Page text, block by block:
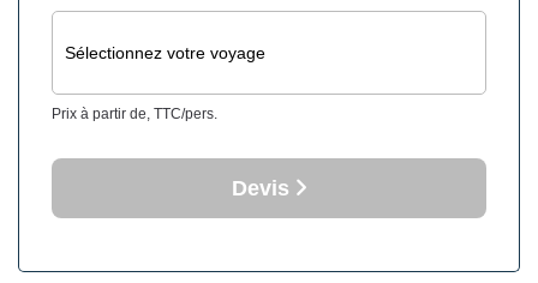
Sélectionnez votre voyage
Prix à partir de, TTC/pers.
Devis